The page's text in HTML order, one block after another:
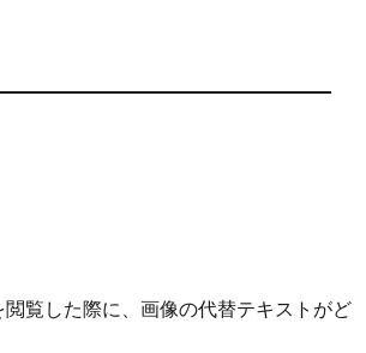
覧した際に、画像の代替テキストがど